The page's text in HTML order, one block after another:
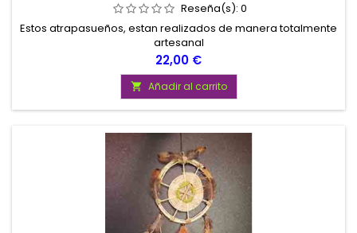
Reseña(s): 0
Estos atrapasueños, estan realizados de manera totalmente
artesanal
Precio
22,00 €
 Añadir al carrito